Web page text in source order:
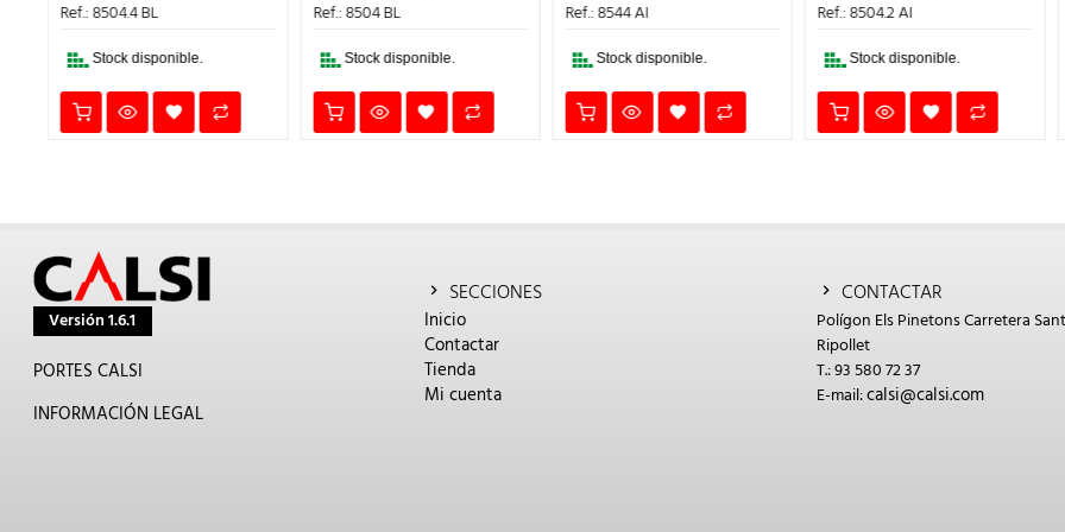
ERA:
Ref.: 8504.4 BL
Stock disponible.
ERA:
Ref.: 8504 BL
Stock disponible.
ERA:
Ref.: 8544 AI
Stock disponible.
ERA:
Ref.: 8504.2 AI
Stock disponible.
Versión 1.6.1
PORTES CALSI
INFORMACIÓN LEGAL
SECCIONES
Inicio
Contactar
Tienda
Mi cuenta
CONTACTAR
Polígon Els Pinetons Carretera
Ripollet
T.: 93 580 72 37
E-mail:calsi@calsi.com